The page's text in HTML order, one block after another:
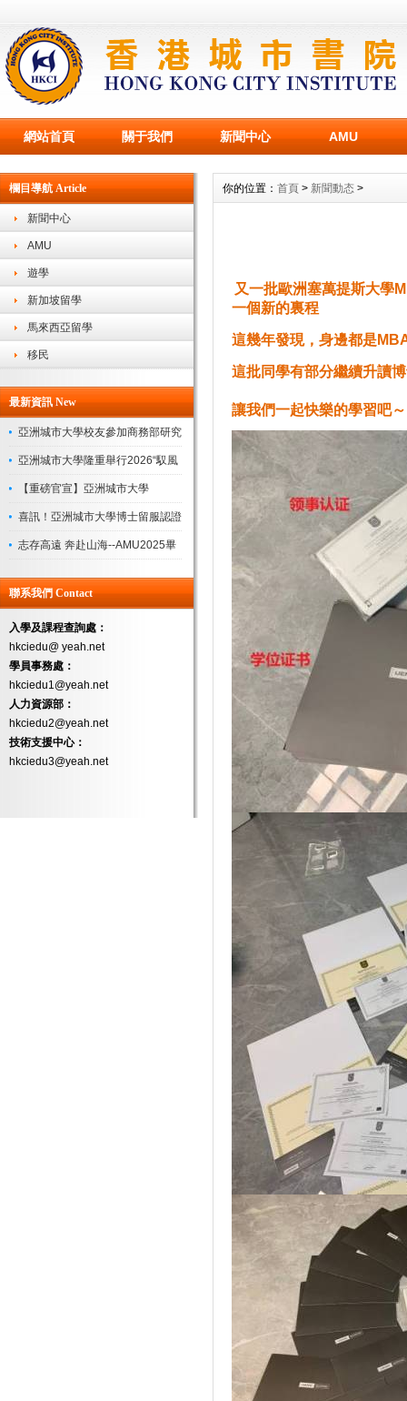
網站首頁 關于我們 新聞中心 AMU
欄目導航 Article
新聞中心
AMU
遊學
新加坡留學
馬來西亞留學
移民
最新資訊 New
亞洲城市大學校友參加商務部研究
院“企業管理領軍人才研修班”圓滿
收官
亞洲城市大學隆重舉行2026“馭風
起航，共繪新藍”迎新盛典
【重磅官宣】亞洲城市大學
（AMU）新校長上任！
喜訊！亞洲城市大學博士留服認證
落地，學曆認可度再獲權威背書
志存高遠 奔赴山海--AMU2025畢
聯系我們 Contact
入學及課程查詢處：
hkciedu@ yeah.net
學員事務處：
hkciedu1@yeah.net
人力資源部：
hkciedu2@yeah.net
技術支援中心：
hkciedu3@yeah.net
你的位置： 首頁 > 新聞動态 >
又一批歐洲塞萬提斯大學
一個新的裏程
這幾年發現，身邊都是
這批同學有部分繼續升讀
讓我們一起快樂的學習吧